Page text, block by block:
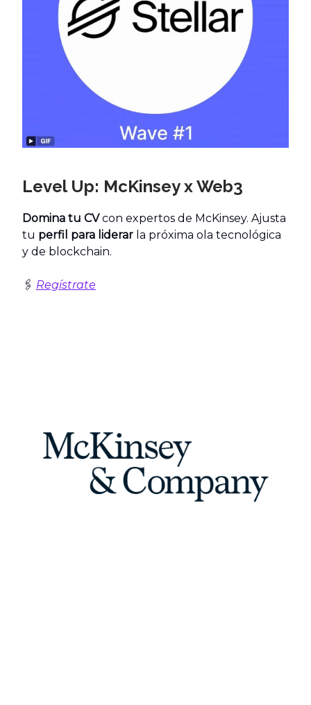
Level Up: McKinsey x Web3
Domina tu CVcon expertos de McKinsey. Ajusta
tu perfil para liderar la próxima ola tecnológica
y de blockchain.
🖇️ Regístrate